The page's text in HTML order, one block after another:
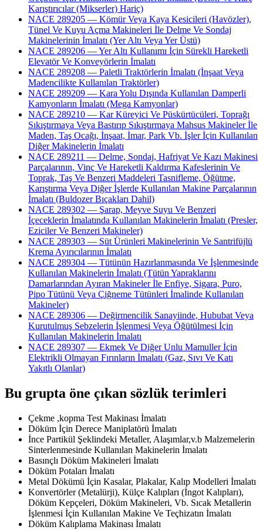
Karıştırıcılar (Mikserler) Hariç)
NACE 289205 — Kömür Veya Kaya Kesicileri (Havözler),
Tünel Ve Kuyu Açma Makineleri İle Delme Ve Sondaj
Makinelerinin İmalatı (Yer Altı Veya Yer Üstü)
NACE 289206 — Yer Altı Kullanımı İçin Sürekli Hareketli
Elevatör Ve Konveyörlerin İmalatı
NACE 289208 — Paletli Traktörlerin İmalatı (İnşaat Veya
Madencilikte Kullanılan Traktörler)
NACE 289209 — Kara Yolu Dışında Kullanılan Damperli
Kamyonların İmalatı (Mega Kamyonlar)
NACE 289210 — Kar Küreyici Ve Püskürtücüleri, Toprağı
Sıkıştırmaya Veya Bastırıp Sıkıştırmaya Mahsus Makineler İle
Maden, Taş Ocağı, İnşaat, İmar, Park Vb. İşler İçin Kullanılan
Diğer Makinelerin İmalatı
NACE 289211 — Delme, Sondaj, Hafriyat Ve Kazı Makinesi
Parçalarının, Vinç Ve Hareketli Kaldırma Kafeslerinin Ve
Toprak, Taş Ve Benzeri Maddeleri Tasnifleme, Öğütme,
Karıştırma Veya Diğer İşlerde Kullanılan Makine Parçalarının
İmalatı (Buldozer Bıçakları Dahil)
NACE 289302 — Şarap, Meyve Suyu Ve Benzeri
İçeceklerin İmalatında Kullanılan Makinelerin İmalatı (Presler,
Eziciler Ve Benzeri Makineler)
NACE 289303 — Süt Ürünleri Makinelerinin Ve Santrifüjlü
Krema Ayırıcılarının İmalatı
NACE 289304 — Tütünün Hazırlanmasında Ve İşlenmesinde
Kullanılan Makinelerin İmalatı (Tütün Yapraklarını
Damarlarından Ayıran Makineler İle Enfiye, Sigara, Puro,
Pipo Tütünü Veya Çiğneme Tütünleri İmalinde Kullanılan
Makineler)
NACE 289306 — Değirmencilik Sanayiinde, Hububat Veya
Kurutulmuş Sebzelerin İşlenmesi Veya Öğütülmesi İçin
Kullanılan Makinelerin İmalatı
NACE 289307 — Ekmek Ve Diğer Unlu Mamuller İçin
Elektrikli Olmayan Fırınların İmalatı (Gaz, Sıvı Ve Katı
Yakıtlı Olanlar)
Bu grupta öne çıkan sözlük terimleri
Çekme ,kopma Test Makinası İmalatı
Döküm İçin Derece Maniplatörü İmalatı
İnce Partikül Şeklindeki Metaller, Alaşımlar,v.b Malzemelerin
Sinterlenmesinde Kullanılan Makinelerin İmalatı
Basınçlı Döküm Makineleri İmalatı
Döküm Potaları İmalatı
Metal Dökümü İçin Kasalar, Plakalar, Kalıp Modelleri İmalatı
Konvertörler (Metalürji), Külçe Kalıpları (İngot Kalıpları),
Döküm Kepçeleri, Döküm Makineleri, Vb. Sıcak Metallerin
İşlenmesi İçin Kullanılan Makine Ve Teçhizatın İmalatı
Döküm Kalıplama Makinası İmalatı